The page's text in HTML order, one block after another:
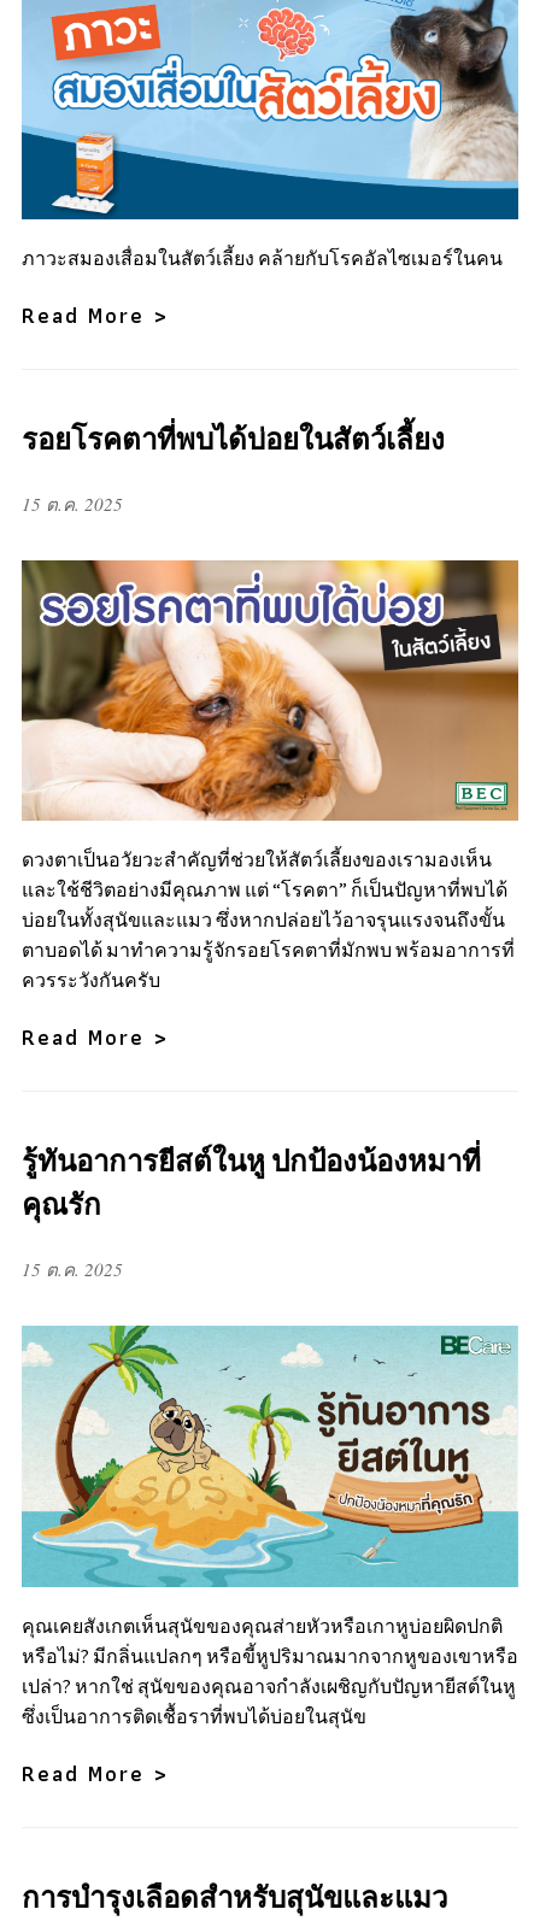
ภาวะสมองเสื่อมในสัตว์เลี้ยง คล้ายกับโรคอัลไซเมอร์ในคน
Read More >
รอยโรคตาที่พบได้บ่อยในสัตว์เลี้ยง
15 ต.ค. 2025
ดวงตาเป็นอวัยวะสำคัญที่ช่วยให้สัตว์เลี้ยงของเรามองเห็น
และใช้ชีวิตอย่างมีคุณภาพ แต่ “โรคตา” ก็เป็นปัญหาที่พบได้
บ่อยในทั้งสุนัขและแมว ซึ่งหากปล่อยไว้อาจรุนแรงจนถึงขั้น
ตาบอดได้ มาทำความรู้จักรอยโรคตาที่มักพบ พร้อมอาการที่
ควรระวังกันครับ
Read More >
รู้ทันอาการยีสต์ในหู ปกป้องน้องหมาที่
คุณรัก
15 ต.ค. 2025
คุณเคยสังเกตเห็นสุนัขของคุณส่ายหัวหรือเกาหูบ่อยผิดปกติ
หรือไม่? มีกลิ่นแปลกๆ หรือขี้หูปริมาณมากจากหูของเขาหรือ
เปล่า? หากใช่ สุนัขของคุณอาจกำลังเผชิญกับปัญหายีสต์ในหู
ซึ่งเป็นอาการติดเชื้อราที่พบได้บ่อยในสุนัข
Read More >
การบำรุงเลือดสำหรับสุนัขและแมว